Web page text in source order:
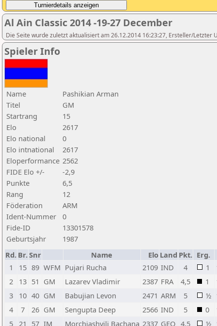
Al Ain Classic 2014 -19-27 December
Die Seite wurde zuletzt aktualisiert am 26.12.2014 16:23:27, Ersteller/Letzter
Spieler Info
Name
Pashikian Arman
Titel
GM
Startrang
15
Elo
2617
Elo national
0
Elo intnational
2617
Eloperformance 2562
FIDE Elo +/-
-2,9
Punkte
6,5
Rang
12
Föderation
ARM
Ident-Nummer
0
Fide-ID
13301578
Geburtsjahr
1987
Rd. Br.Snr Name Elo Land Pkt. Erg.
1
15 89 WFM Pujari Rucha 2109 IND 4 1
2
13 51 GM Lazarev Vladimir 2387 FRA 4,5 1
3
10 40 GM Babujian Levon 2471 ARM 5 ½
4
7 26 GM Sengupta Deep 2566 IND 5 0
5
21 57 IM Morchiashvili Bachana 2337 GEO 4,5 ½